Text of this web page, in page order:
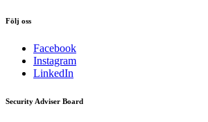
Följ oss
Facebook
Instagram
LinkedIn
Security Adviser Board